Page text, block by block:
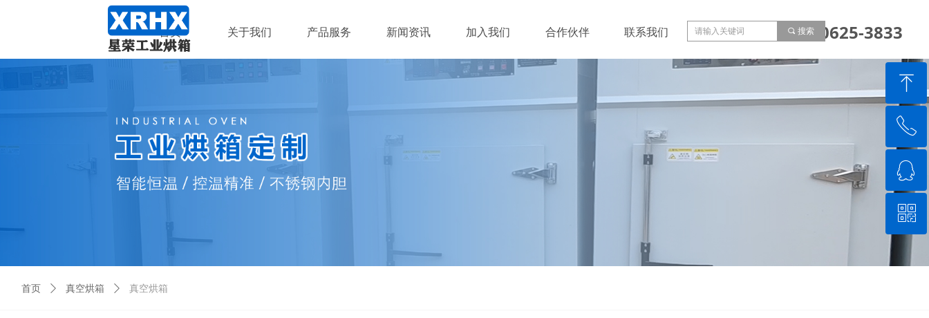
首页 关于我们 产品服务 新闻资讯 加入我们 合作伙伴 联系我们 153-0625-3833
끠 搜索
首页 ꄲ 真空烘箱 ꄲ 真空烘箱
ꁸ
回到顶部
ꂅ
ꁗ
QQ客服
ꀥ